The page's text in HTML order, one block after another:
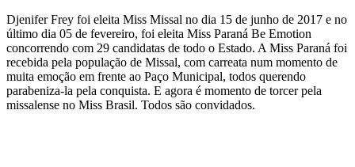
Djenifer Frey foi eleita Miss Missal no dia 15 de junho de 2017 e no
último dia 05 de fevereiro, foi eleita Miss Paraná Be Emotion
concorrendo com 29 candidatas de todo o Estado. A Miss Paraná foi
recebida pela população de Missal, com carreata num momento de
muita emoção em frente ao Paço Municipal, todos querendo
parabeniza-la pela conquista. E agora é momento de torcer pela
missalense no Miss Brasil. Todos são convidados.